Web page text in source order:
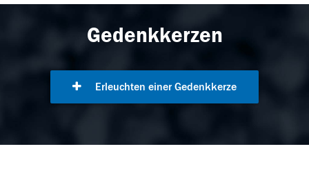
Gedenkkerzen
Erleuchten einer Gedenkkerze